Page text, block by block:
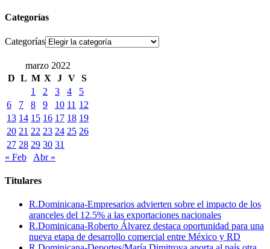
Categorías
Categorías
marzo 2022
D L M X J V S
1
2 3 4
5
6
7 8 9 10 11 12
13 14 15 16 17 18 19
20 21 22 23 24 25 26
27 28 29 30 31
« Feb
Abr »
Titulares
R.Dominicana-Empresarios advierten sobre el impacto de los
aranceles del 12.5% a las exportaciones nacionales
R.Dominicana-Roberto Álvarez destaca oportunidad para una
nueva etapa de desarrollo comercial entre México y RD